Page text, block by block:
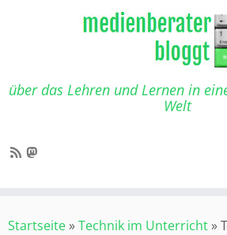
über das Lehren und Lernen in
Welt
Startseite»Technik im Unterricht»